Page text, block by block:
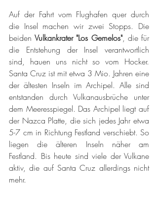
Auf der Fahrt vom Flughafen quer durch
die Insel machen wir zwei Stopps. Die
beiden Vulkankrater "Los Gemelos", die für
die Entstehung der Insel verantwortlich
sind, hauen uns nicht so vom Hocker.
Santa Cruz ist mit etwa 3 Mio. Jahren eine
der ältesten Inseln im Archipel. Alle sind
entstanden durch Vulkanausbrüche unter
dem Meeresspiegel. Das Archipel liegt auf
der Nazca Platte, die sich jedes Jahr etwa
5-7 cm in Richtung Festland verschiebt. So
liegen die älteren Inseln näher am
Festland. Bis heute sind viele der Vulkane
aktiv, die auf Santa Cruz allerdings nicht
mehr.